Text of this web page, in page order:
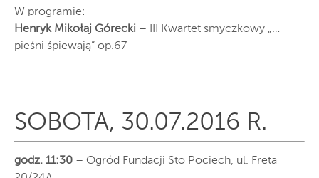
W programie:
Henryk Mikołaj Górecki – III Kwartet smyczkowy „…
pieśni śpiewają” op.67
SOBOTA, 30.07.2016 R.
godz. 11:30 – Ogród Fundacji Sto Pociech, ul. Freta